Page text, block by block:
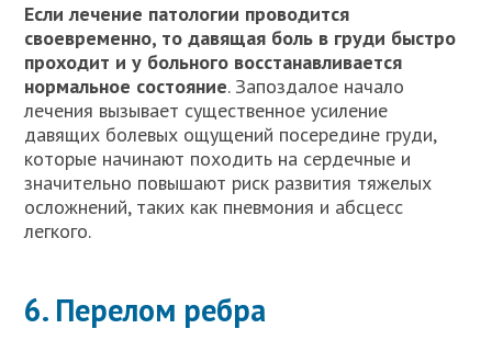
Если лечение патологии проводится
своевременно, то давящая боль в груди быстро
проходит и у больного восстанавливается
нормальное состояние. Запоздалое начало
лечения вызывает существенное усиление
давящих болевых ощущений посередине груди,
которые начинают походить на сердечные и
значительно повышают риск развития тяжелых
осложнений, таких как пневмония и абсцесс
легкого.
6. Перелом ребра